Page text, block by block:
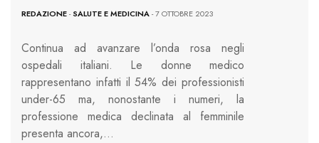
REDAZIONE-SALUTE E MEDICINA- 7 OTTOBRE 2023
Continua ad avanzare l’onda rosa negli
ospedali italiani. Le donne medico
rappresentano infatti il 54% dei professionisti
under-65 ma, nonostante i numeri, la
professione medica declinata al femminile
presenta ancora,…